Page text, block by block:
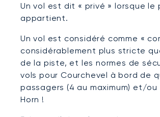
Un vol est dit « privé » lorsque
appartient.
Un vol est considéré comme «
considérablement plus stricte
de la piste, et les normes de
vols pour Courchevel à bord de
passagers (4 au maximum) et/
Horn !